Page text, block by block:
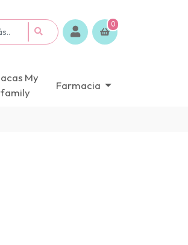
0
My
family
Farmacia